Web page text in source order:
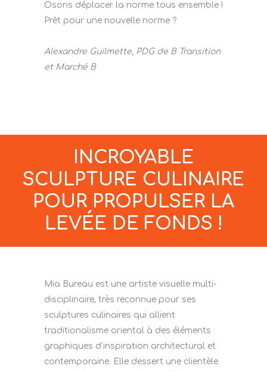
Osons déplacer la norme tous ensemble !
Prêt pour une nouvelle norme ?
Alexandre Guilmette, PDG de B Transition
et Marché B
INCROYABLE
SCULPTURE CULINAIRE
POUR PROPULSER LA
LEVÉE DE FONDS !
Mia Bureau est une artiste visuelle multi-
disciplinaire, très reconnue pour ses
sculptures culinaires qui allient
traditionalisme oriental à des éléments
graphiques d’inspiration architectural et
contemporaine. Elle dessert une clientèle